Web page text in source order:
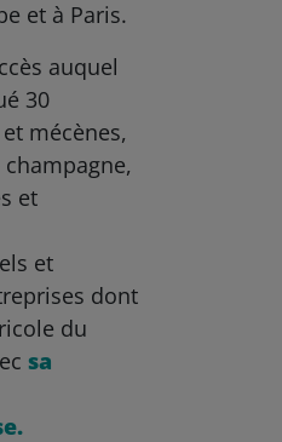
et à Paris.
auquel
30
mécènes,
et
et
dont
du
sa